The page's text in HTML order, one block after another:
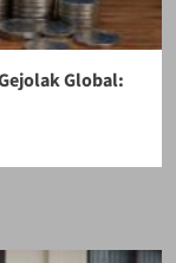
Global: